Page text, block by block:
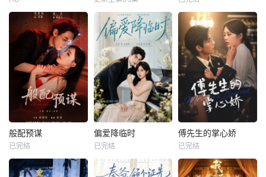
般配预谋
已完结
偏爱降临时
已完结
傅先生的掌心娇
已完结